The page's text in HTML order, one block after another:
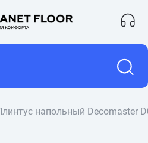
напольный Decomaster